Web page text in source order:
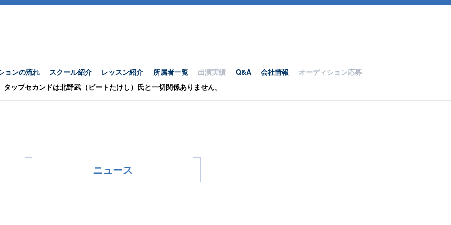
ョンの流れ スクール紹介 レッスン紹介 所属者一覧 出演実績 Q&A 会社情報
オーディション応募
タップセカンドは北野武（ビートたけし）氏と一切関係ありません。
ニュース